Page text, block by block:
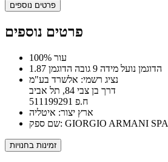
פרטים נוספים
פרטים נוספים
100% עור
הדוגמן נועל מידה 9 גובה הדוגמן 1.87
נציג רשמי: אלשרד בע"מ
דרך בן צבי 84, תל אביב
ח.פ 511199291
ארץ יצור: איטליה
שם ספק: GIORGIO ARMANI SPA
זמינות בחנויות